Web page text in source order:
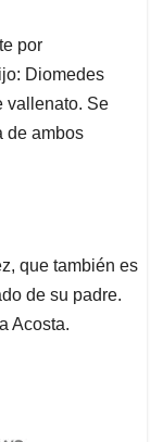
por
Diomedes
vallenato. Se
de ambos
que también es
de su padre.
Acosta.